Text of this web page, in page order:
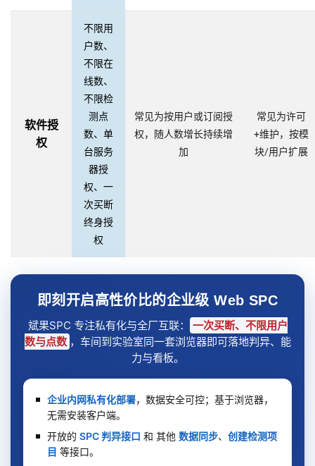
软件授
权
不限用
户数、
不限在
线数、
不限检
测点
数、单
台服务
器授
权、一
次买断
终身授
权
常见为按用户或订阅授
权，随人数增长持续增
加
常见为许可
+维护，按模
块/用户扩展
即刻开启高性价比的企业级 Web SPC
斌果SPC 专注私有化与全厂互联：
一次买断、不限用户
数与点数 ，车间到实验室同一套浏览器即可落地判异、能
力与看板。
企业内网私有化部署，数据安全可控；基于浏览器，
无需安装客户端。
开放的 SPC 判异接口 和 其他 数据同步、 创建检测项
目 等接口。